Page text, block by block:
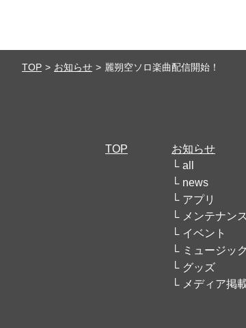
TOP お知らせ 麗朔空ソロ楽曲配信開始！
TOP
お知らせ
all
news
アプリ
メンテナンス
イベント
ミュージック
グッズ
メディア掲